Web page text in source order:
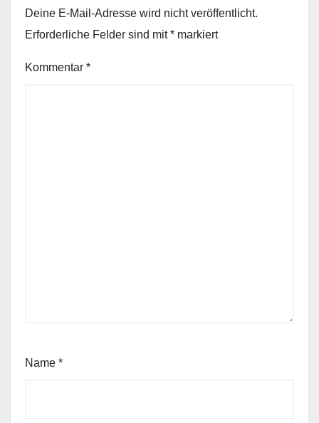
Deine E-Mail-Adresse wird nicht veröffentlicht.
Erforderliche Felder sind mit* markiert
Kommentar *
Name *